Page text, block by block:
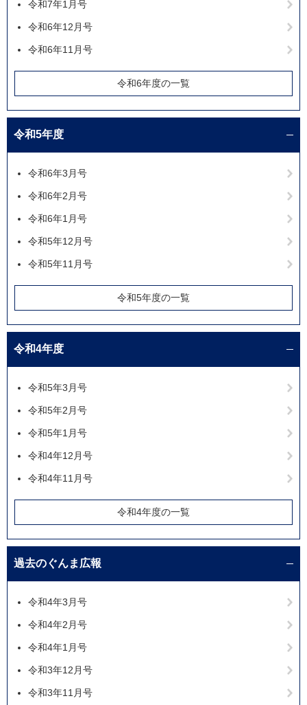
令和7年1月号
令和6年12月号
令和6年11月号
令和6年度の一覧
令和5年度
令和6年3月号
令和6年2月号
令和6年1月号
令和5年12月号
令和5年11月号
令和5年度の一覧
令和4年度
令和5年3月号
令和5年2月号
令和5年1月号
令和4年12月号
令和4年11月号
令和4年度の一覧
過去のぐんま広報
令和4年3月号
令和4年2月号
令和4年1月号
令和3年12月号
令和3年11月号